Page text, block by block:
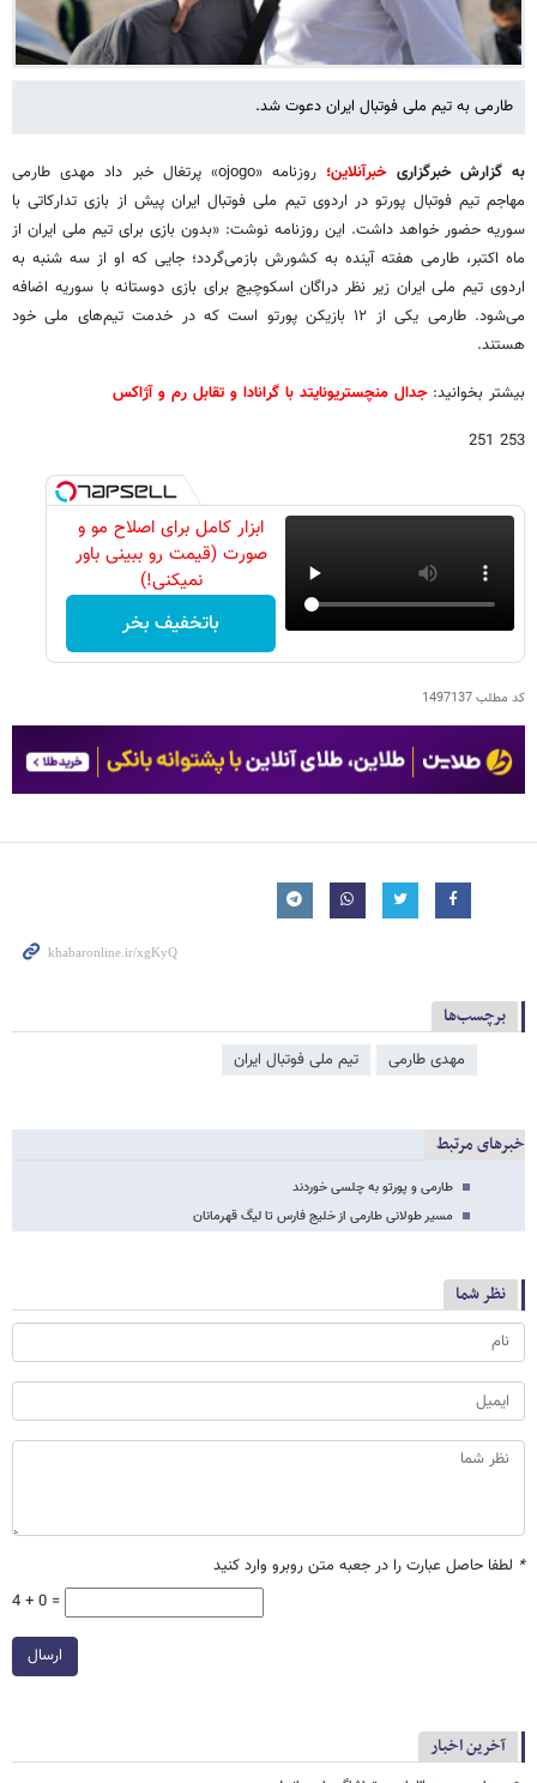
طارمی به تیم ملی فوتبال ایران دعوت شد.
به گزارش خبرگزاریخبرآنلاین؛
روزنامه «ojogo» پرتغال خبر داد مهدی طارمی
مهاجم تیم فوتبال پورتو در اردوی تیم ملی فوتبال ایران پیش از بازی تدارکاتی با
سوریه حضور خواهد داشت. این روزنامه نوشت: «بدون بازی برای تیم ملی ایران از
ماه اکتبر، طارمی هفته آینده به کشورش بازمی‌گردد؛ جایی که او از سه شنبه به
اردوی تیم ملی ایران زیر نظر دراگان اسکوچیچ برای بازی دوستانه با سوریه اضافه
می‌شود. طارمی یکی از ۱۲ بازیکن پورتو است که در خدمت تیم‌های ملی خود
هستند.
بیشتر بخوانید:جدال منچستریونایتد با گرانادا و تقابل رم و آژاکس
253 251
ابزار کامل برای اصلاح مو و
صورت (قیمت رو ببینی باور
نمیکنی!)
باتخفیف بخر
کد مطلب1497137
برچسب‌ها
مهدی طارمی تیم ملی فوتبال ایران
خبرهای مرتبط
طارمی و پورتو به چلسی خوردند
مسیر طولانی طارمی از خلیج فارس تا لیگ قهرمانان
نظر شما
* لطفا حاصل عبارت را در جعبه متن روبرو وارد کنید
4 + 0 =
ارسال
آخرین اخبار